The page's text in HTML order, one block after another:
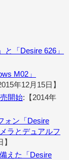
「Desire 626」
M02」
年12月15日】
開始:【2014年
ォン「Desire
ラとデュアルフ
えた「Desire